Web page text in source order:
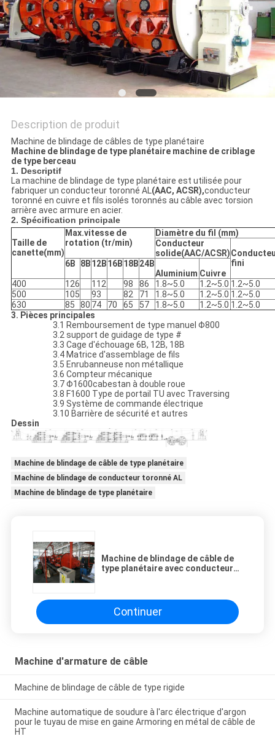
PRIVACY
POLICY
Description de produit
Machine de blindage de câbles de type planétaire
Machine de blindage de type planétaire machine de criblage
de type berceau
1. Descriptif
La machine de blindage de type planétaire est utilisée pour
fabriquer un conducteur toronné AL(AAC, ACSR),conducteur
toronné en cuivre et fils isolés toronnés au câble avec torsion
arrière avec armure en acier.
2. Spécification principale
Taille de
canette(mm)
Max.vitesse de
rotation (tr/min)
Diamètre du fil (mm)
Conducteur
solide(AAC/ACSR)
fini
6B 8B12B16B18B24B
Aluminium Cuivre
400
126 112 98 86 1.8~5.0 1.2~5.0 1.2~5.0
500
105 93 82 71 1.8~5.0 1.2~5.0 1.2~5.0
630
85 80 74 70 65 57 1.8~5.0 1.2~5.0 1.2~5.0
3. Pièces principales
3.1 Remboursement de type manuel Φ800
3.2 support de guidage de type #
3.3 Cage d'échouage 6B, 12B, 18B
3.4 Matrice d'assemblage de fils
3.5 Enrubanneuse non métallique
3.6 Compteur mécanique
3.7 Φ1600cabestan à double roue
3.8 F1600 Type de portail TU avec Traversing
3.9 Système de commande électrique
3.10 Barrière de sécurité et autres
Dessin
Machine de blindage de câble de type planétaire
Machine de blindage de conducteur toronné AL
Machine de blindage de type planétaire
Machine de blindage de câble de
type planétaire avec conducteur
Continuer
Machine d'armature de câble
Machine de blindage de câble de type rigide
Machine automatique de soudure à l'arc électrique d'argon
pour le tuyau de mise en gaine Armoring en métal de câble de
HT